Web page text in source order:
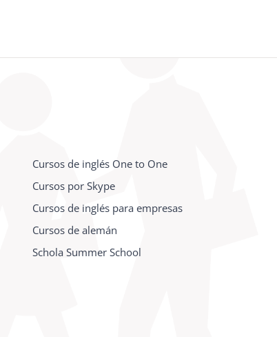
Cursos de inglés One to One
Cursos por Skype
Cursos de inglés para empresas
Cursos de alemán
Schola Summer School